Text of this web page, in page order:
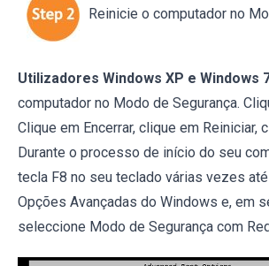
Reinicie o computador no
Utilizadores Windows XP e Windows
computador no Modo de Segurança.
Clique em Encerrar, clique em Reiniciar,
Durante o processo de início do seu
tecla F8 no seu teclado várias vezes
Opções Avançadas do Windows e, em
seleccione Modo de Segurança com